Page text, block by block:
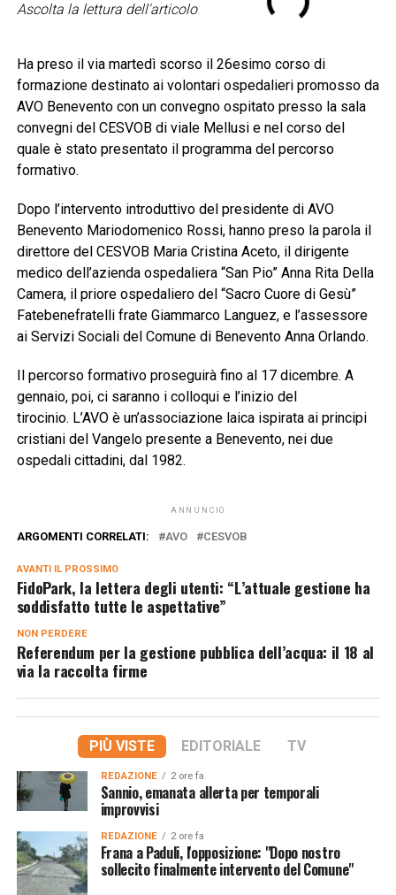
Ascolta la lettura dell'articolo
Ha preso il via martedì scorso il 26esimo corso di
formazione destinato ai volontari ospedalieri promosso da
AVO Benevento con un convegno ospitato presso la sala
convegni del CESVOB di viale Mellusi e nel corso del
quale è stato presentato il programma del percorso
formativo.
Dopo l’intervento introduttivo del presidente di AVO
Benevento Mariodomenico Rossi, hanno preso la parola il
direttore del CESVOB Maria Cristina Aceto, il dirigente
medico dell’azienda ospedaliera “San Pio” Anna Rita Della
Camera, il priore ospedaliero del “Sacro Cuore di Gesù”
Fatebenefratelli frate Giammarco Languez, e l’assessore
ai Servizi Sociali del Comune di Benevento Anna Orlando.
Il percorso formativo proseguirà fino al 17 dicembre. A
gennaio, poi, ci saranno i colloqui e l’inizio del
tirocinio. L’AVO è un’associazione laica ispirata ai principi
cristiani del Vangelo presente a Benevento, nei due
ospedali cittadini, dal 1982.
ANNUNCIO
ARGOMENTI CORRELATI: AVO CESVOB
AVANTI IL ​​PROSSIMO
FidoPark, la lettera degli utenti: “L’attuale gestione ha
soddisfatto tutte le aspettative”
NON PERDERE
Referendum per la gestione pubblica dell’acqua: il 18 al
via la raccolta firme
PIÙ VISTE EDITORIALE TV
REDAZIONE 2 ore fa
Sannio, emanata allerta per temporali
improvvisi
REDAZIONE 2 ore fa
Frana a Paduli, l'opposizione: "Dopo nostro
sollecito finalmente intervento del Comune"